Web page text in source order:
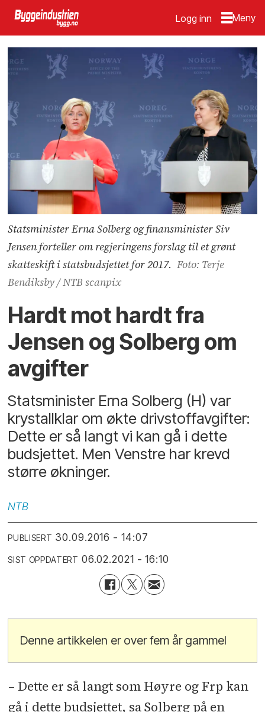
Logg inn
Statsminister Erna Solberg og finansminister Siv
Jensen forteller om regjeringens forslag til et grønt
skatteskift i statsbudsjettet for 2017. Foto: Terje
Bendiksby / NTB scanpix
Hardt mot hardt fra
Jensen og Solberg om
avgifter
Statsminister Erna Solberg (H) var
krystallklar om økte drivstoffavgifter:
Dette er så langt vi kan gå i dette
budsjettet. Men Venstre har krevd
større økninger.
NTB
PUBLISERT 30.09.2016 - 14:07
SIST OPPDATERT 06.02.2021 - 16:10
Denne artikkelen er over fem år gammel
– Dette er så langt som Høyre og Frp kan
gå i dette budsjettet, sa Solberg på en